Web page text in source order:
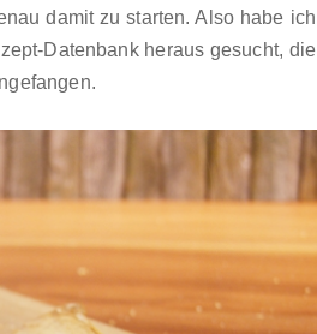
damit zu starten. Also habe ich
Datenbank heraus gesucht, die